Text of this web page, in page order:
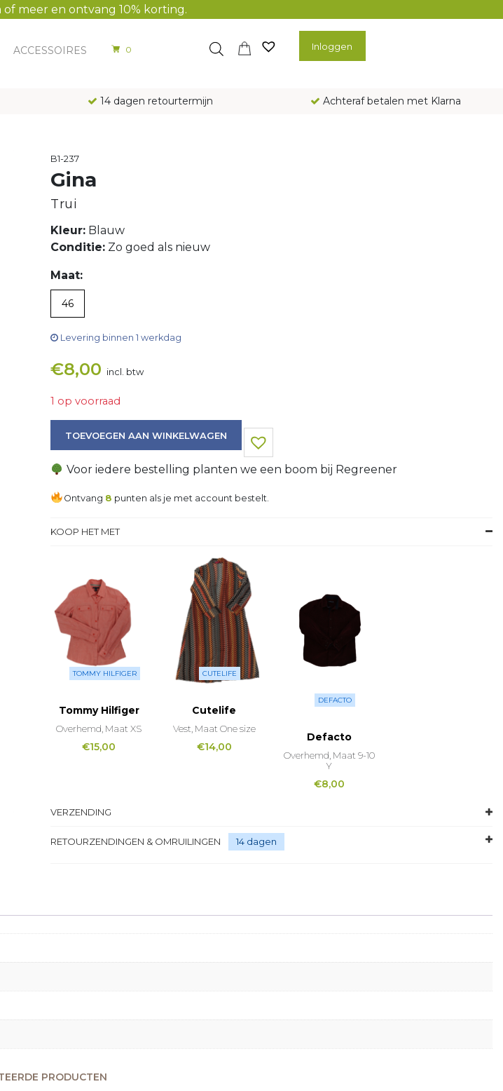
meer en ontvang 10% korting.
ACCESSOIRES 0 Inloggen
14 dagen retourtermijn Achteraf betalen met Klarna
B1-237
Gina
Trui
Kleur: Blauw
Conditie: Zo goed als nieuw
Maat:
46
Levering binnen 1 werkdag
€8,00 incl. btw
1 op voorraad
TOEVOEGEN AAN WINKELWAGEN
Voor iedere bestelling planten we een boom bij Regreener
Ontvang 8 punten als je met account bestelt.
KOOP HET MET
TOMMY HILFIGER
Tommy Hilfiger
Overhemd, Maat XS
€15,00
CUTELIFE
Cutelife
Vest, Maat One size
€14,00
DEFACTO
Defacto
Overhemd, Maat 9-10
Y
€8,00
VERZENDING
RETOURZENDINGEN & OMRUILINGEN 14 dagen
PRODUCTEN